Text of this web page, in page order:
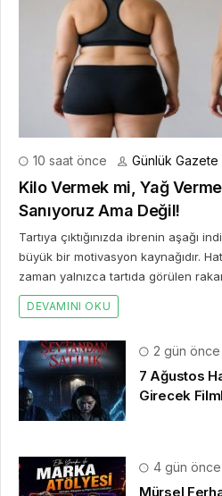
10 saat önce Günlük Gazete
Kilo Vermek mi, Yağ
Sanıyoruz Ama Değil!
Tartıya çıktığınızda ibrenin aşağı
büyük bir motivasyon kaynağıdır.
zaman yalnızca tartıda görülen
DEVAMINI OKU
2 gün önce
7 Ağustos
Girecek
4 gün önce
Mürsel